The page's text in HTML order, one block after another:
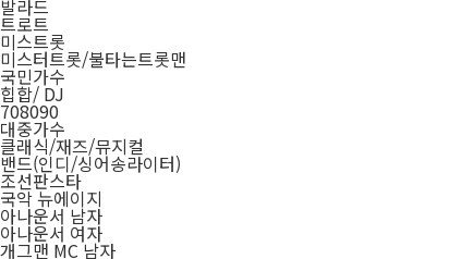
발라드
트로트
미스트롯
미스터트롯/불타는트롯맨
국민가수
힙합/ DJ
708090
대중가수
클래식/재즈/뮤지컬
밴드(인디/싱어송라이터)
조선판스타
국악 뉴에이지
아나운서 남자
아나운서 여자
개그맨 MC 남자